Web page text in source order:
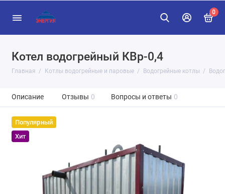
0
Котел водогрейный КВр-0,4
Главная Котлы водогрейные и паровые Водогрейные котлы
Описание Отзывы 0 Вопросы и ответы 0
Популярный
Хит